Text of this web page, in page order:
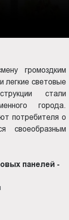
громоздким
легкие световые
стали
города.
потребителя о
своеобразным
панелей -